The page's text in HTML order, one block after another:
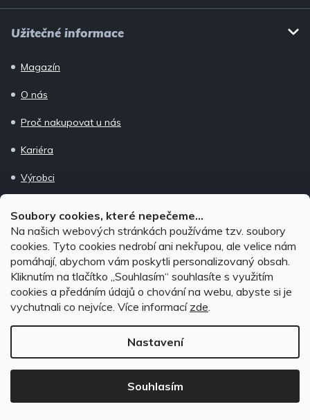
Soubory cookies, které nepečeme...
Na našich webových stránkách používáme tzv. soubory
cookies. Tyto cookies nedrobí ani nekřupou, ale velice nám
pomáhají, abychom vám poskytli personalizovaný obsah.
Kliknutím na tlačítko ,,Souhlasím“ souhlasíte s využitím
cookies a předáním údajů o chování na webu, abyste si je
vychutnali co nejvíce. Více informací zde.
Nastavení
Souhlasím
Užitečné informace
Magazín
O nás
Proč nakupovat u nás
Kariéra
Výrobci
Hlavní kategorie
Vany do kufru
Gumové autokoberce
Střešní boxy
Střešní nosiče